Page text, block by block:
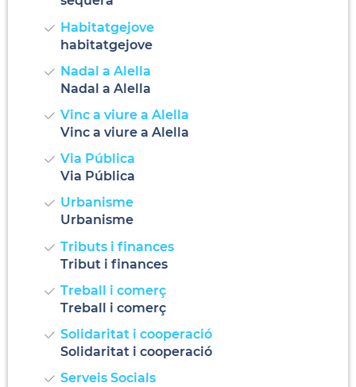
Habitatgejove
habitatgejove
Nadal a Alella
Nadal a Alella
Vinc a viure a Alella
Vinc a viure a Alella
Via Pública
Via Pública
Urbanisme
Urbanisme
Tributs i finances
Tribut i finances
Treball i comerç
Treball i comerç
Solidaritat i cooperació
Solidaritat i cooperació
Serveis Socials